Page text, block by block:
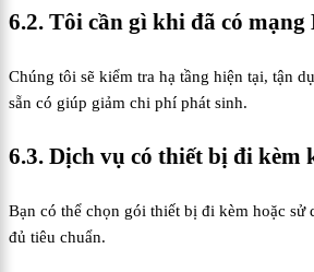
6.2. Tôi cần gì khi đã có mạng
Chúng tôi sẽ kiểm tra hạ tầng hiện tại, tận
sẵn có giúp giảm chi phí phát sinh.
6.3. Dịch vụ có thiết bị đi kèm
Bạn có thể chọn gói thiết bị đi kèm hoặc sử
đủ tiêu chuẩn.